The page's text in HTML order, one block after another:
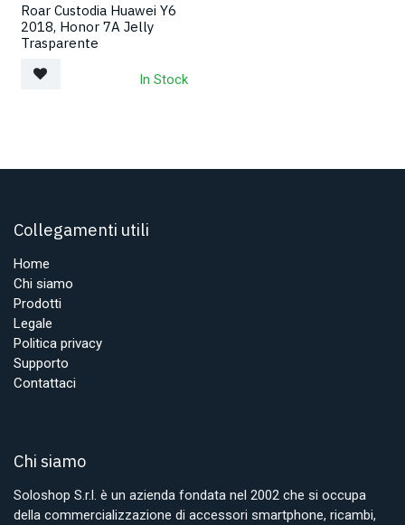
Roar Custodia Huawei Y6
2018, Honor 7A Jelly
Trasparente
In Stock
Collegamenti utili
Home
Chi siamo
Prodotti
Legale
Politica privacy
Supporto
Contattaci
Chi siamo
Soloshop S.r.l. è un azienda fondata nel 2002 che si occupa
della commercializzazione di accessori smartphone, ricambi,